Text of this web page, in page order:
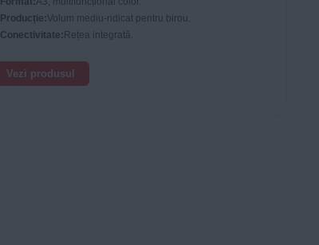
Producție:Volum mediu-ridicat pentru birou.
Conectivitate: Rețea integrată.
Vezi produsul